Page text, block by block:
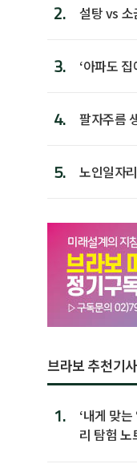
2. 설탕 vs 소
3.
‘아파도
4. 팔자주름
5.
노인일자
브라보 추천기사
1.
‘내게 맞
리 탐험 노